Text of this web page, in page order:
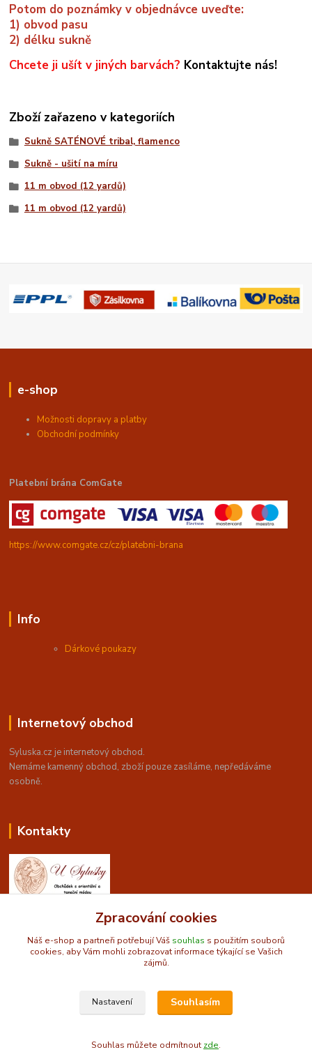
Potom do poznámky v objednávce uveďte:
1) obvod pasu
2) délku sukně
Chcete ji ušít v jiných barvách? Kontaktujte nás!
Zboží zařazeno v kategoriích
Sukně SATÉNOVÉ tribal, flamenco
Sukně - ušití na míru
11 m obvod (12 yardů)
11 m obvod (12 yardů)
e-shop
Možnosti dopravy a platby
Obchodní podmínky
Platební brána ComGate
https://www.comgate.cz/cz/platebni-brana
Info
Dárkové poukazy
Internetový obchod
Syluska.cz je internetový obchod.
Nemáme kamenný obchod, zboží pouze zasíláme, nepředáváme
osobně.
Kontakty
Obchůdek U Sylušky - orientální a taneční móda
© 2009-2025 Syluska.cz
Zpracování cookies
Náš e-shop a partneři potřebují Váš souhlas s použitím souborů
cookies, aby Vám mohli zobrazovat informace týkající se Vašich
zájmů.
Nastavení Souhlasím
Souhlas můžete odmítnout zde.